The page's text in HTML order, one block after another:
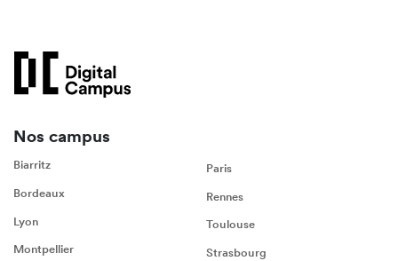
Nos campus
Biarritz
Bordeaux
Lyon
Montpellier
Paris
Rennes
Toulouse
Strasbourg